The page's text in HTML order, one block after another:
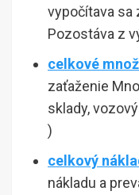
vypočítava sa
Pozostáva z
celkové
zaťaženie
sklady,
)
celkový
nákladu a